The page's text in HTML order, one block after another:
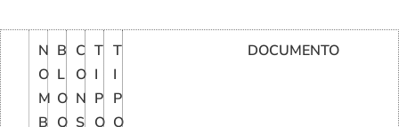
N
O
M
B
B
L
O
Q
C
O
N
S
T
I
P
O
T
I
P
O
DOCUMENTO